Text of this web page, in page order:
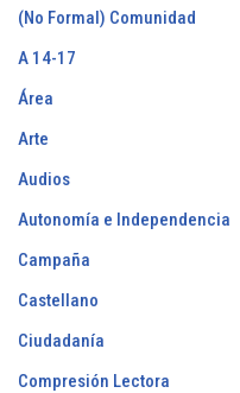
(No Formal) Comunidad
A 14-17
Área
Arte
Audios
Autonomía e Independencia
Campaña
Castellano
Ciudadanía
Compresión Lectora